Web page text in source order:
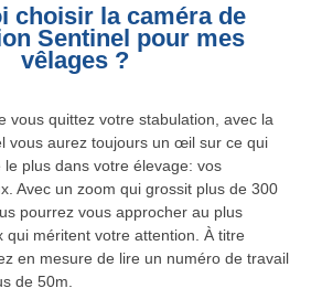
choisir la caméra de
Sentinel pour mes
vêlages ?
vous quittez votre stabulation, avec la
vous aurez toujours un œil sur ce qui
le plus dans votre élevage: vos
Avec un zoom qui grossit plus de 300
pourrez vous approcher au plus
qui méritent votre attention. À titre
en mesure de lire un numéro de travail
de 50m.